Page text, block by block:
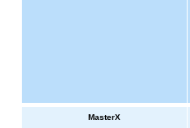
MasterX